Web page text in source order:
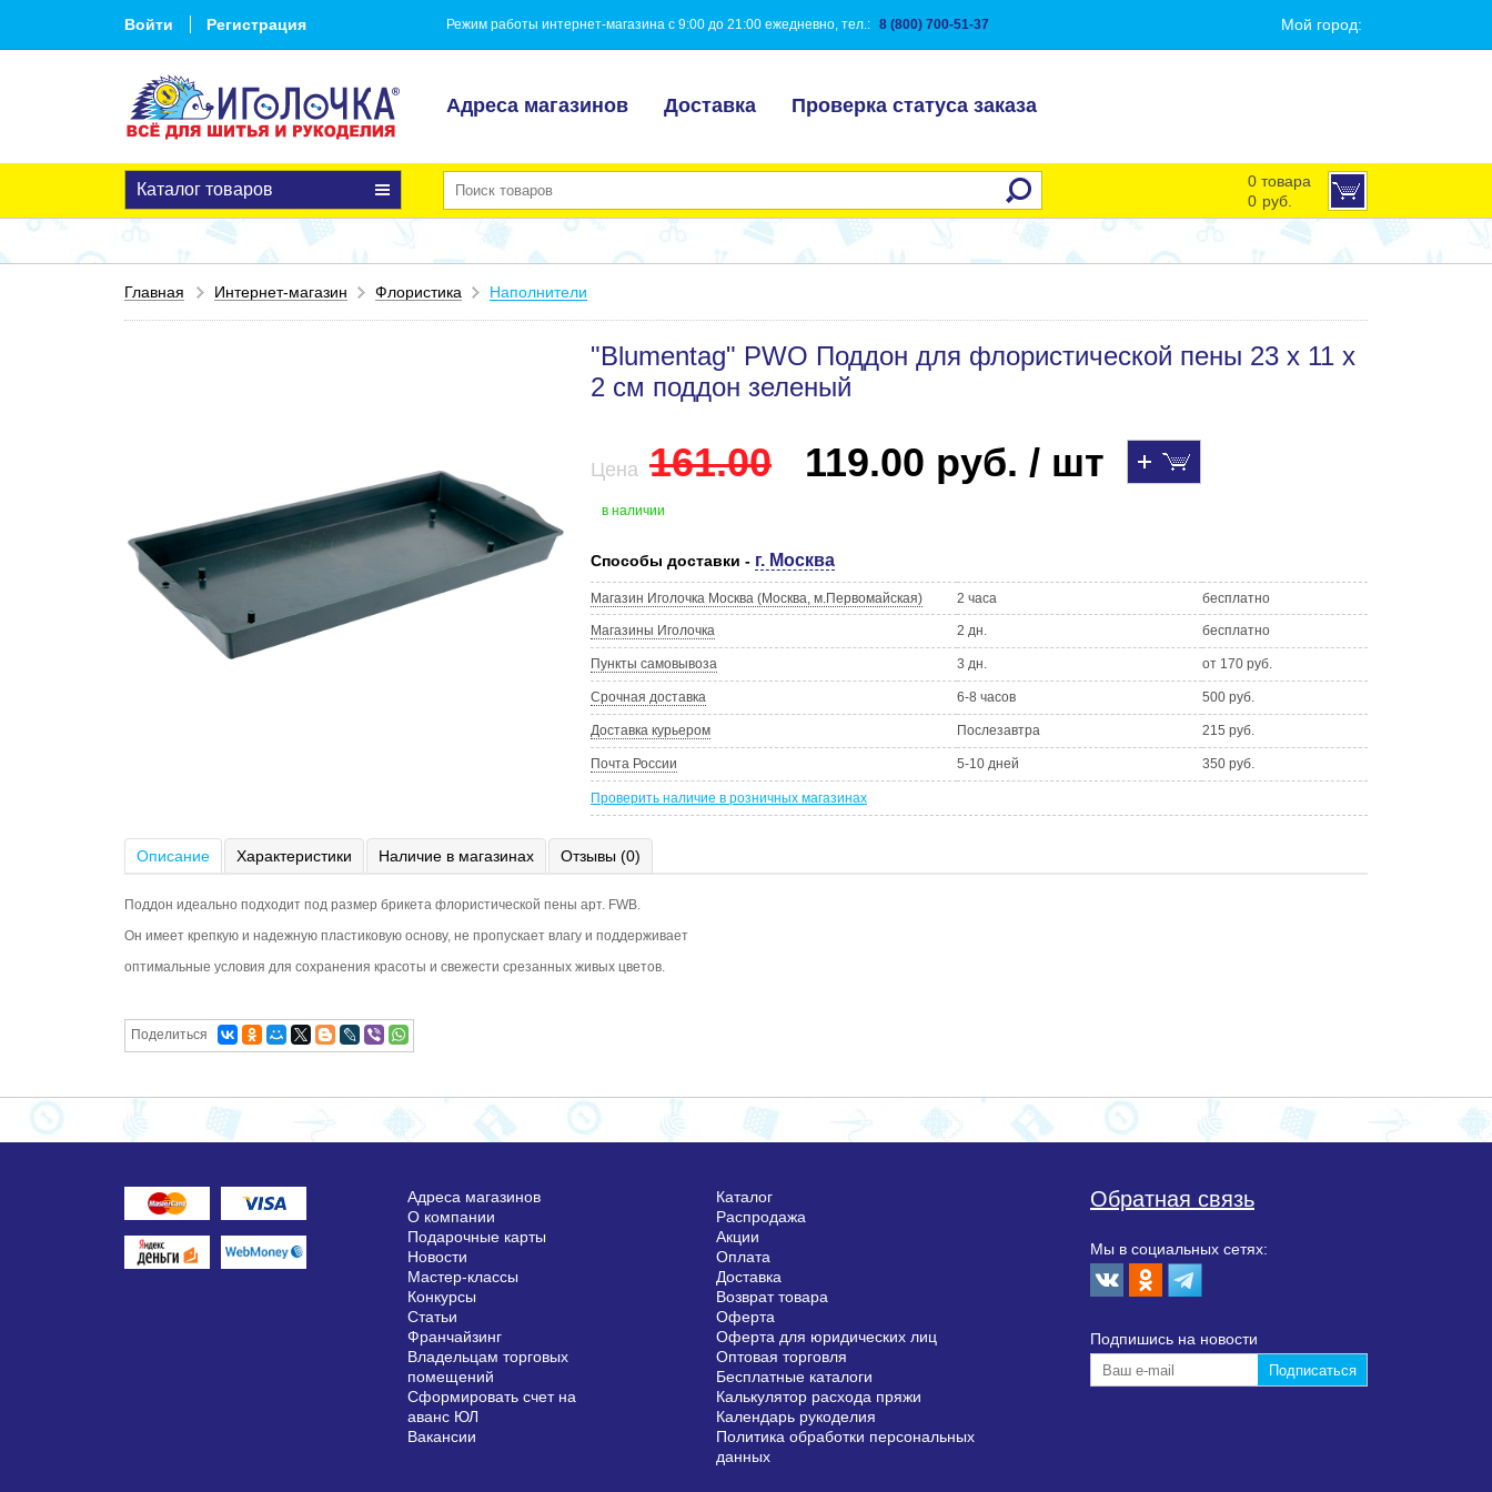
Войти Регистрация Режим работы интернет-магазина с 9:00 до 21:00 ежедневно, тел.: 8 (800) 700-51-37 Мой город:
Адреса магазинов Доставка Проверка статуса заказа
Каталог товаров
0 товара
0 руб.
Главная Интернет-магазин Флористика Наполнители
"Blumentag" PWO Поддон для флористической пены 23 x 11 x
2 см поддон зеленый
Цена 161.00 119.00 руб. / шт
в наличии
Способы доставки - г. Москва
Магазин Иголочка Москва (Москва, м.Первомайская) 2 часа бесплатно
Магазины Иголочка 2 дн. бесплатно
Пункты самовывоза 3 дн. от 170 руб.
Срочная доставка 6-8 часов 500 руб.
Доставка курьером Послезавтра 215 руб.
Почта России 5-10 дней 350 руб.
Проверить наличие в розничных магазинах
Описание Характеристики Наличие в магазинах Отзывы (0)
Поддон идеально подходит под размер брикета флористической пены арт. FWB.
Он имеет крепкую и надежную пластиковую основу, не пропускает влагу и поддерживает
оптимальные условия для сохранения красоты и свежести срезанных живых цветов.
Поделиться
Адреса магазинов
О компании
Подарочные карты
Новости
Мастер-классы
Конкурсы
Статьи
Франчайзинг
Владельцам торговых
помещений
Сформировать счет на
аванс ЮЛ
Вакансии
Каталог
Распродажа
Акции
Оплата
Доставка
Возврат товара
Оферта
Оферта для юридических лиц
Оптовая торговля
Бесплатные каталоги
Калькулятор расхода пряжи
Календарь рукоделия
Политика обработки персональных
данных
Обратная связь
Мы в социальных сетях:
Подпишиcь на новости